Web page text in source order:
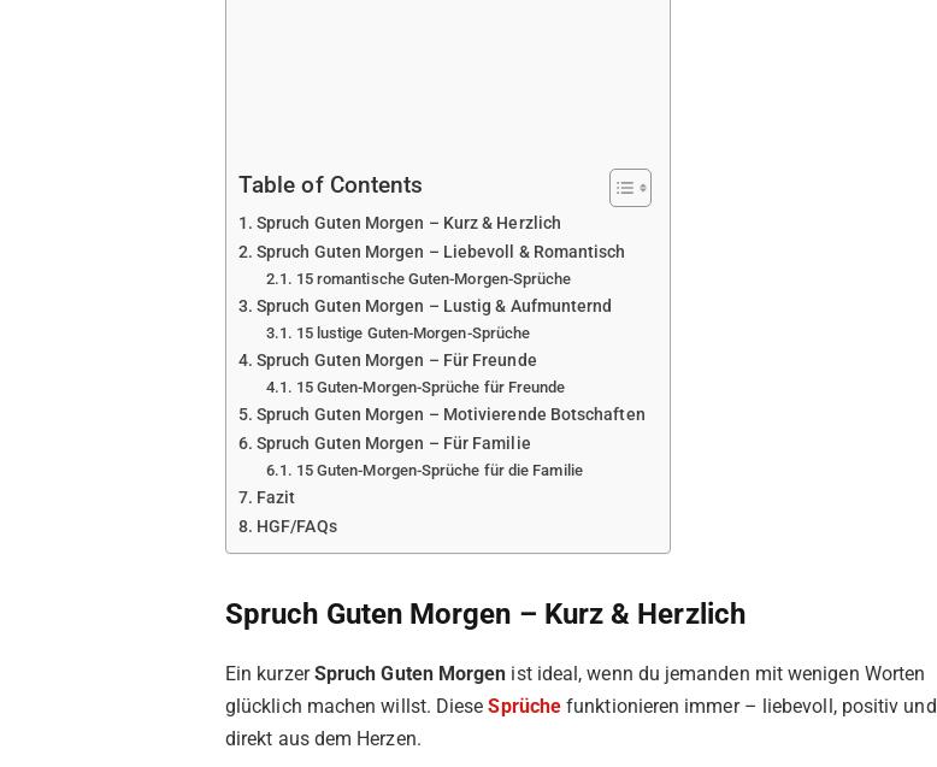
Table of Contents
Spruch Guten Morgen – Kurz & Herzlich
Spruch Guten Morgen – Liebevoll & Romantisch
15 romantische Guten-Morgen-Sprüche
Spruch Guten Morgen – Lustig & Aufmunternd
15 lustige Guten-Morgen-Sprüche
Spruch Guten Morgen – Für Freunde
15 Guten-Morgen-Sprüche für Freunde
Spruch Guten Morgen – Motivierende Botschaften
Spruch Guten Morgen – Für Familie
15 Guten-Morgen-Sprüche für die Familie
Fazit
HGF/FAQs
Spruch Guten Morgen – Kurz & Herzlich
Ein kurzerSpruch Guten Morgen ist ideal, wenn du jemanden mit wenigen Worten
glücklich machen willst. DieseSprüche funktionieren immer – liebevoll, positiv und
direkt aus dem Herzen.